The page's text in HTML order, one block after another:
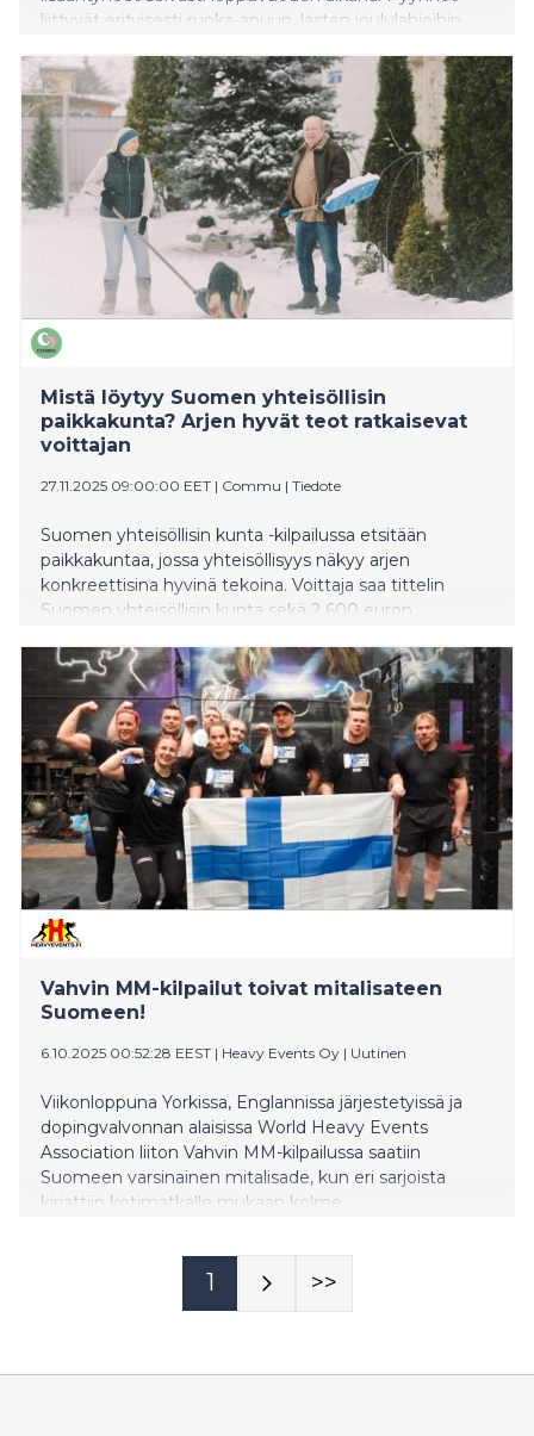
liittyvät erityisesti ruoka-apuun, lasten joululahjoihin,
lievittämiseen. Kasvu näkyy niin kaupungeissa kuin
pienemmissäkin kunnissa. Samalla data kertoo myös
toisen, toiveikkaan kehityskulun. Myös auttajien määrä
on noussut tasaisesti. Yhä useampi suomalainen
haluaa jakaa resurssejaan, osaamistaan ja aikaansa.
Commun yhteisössä nähdään päivittäin, että pienikin
teko voi olla ratkaiseva: lahja lapselle, hetki juttuseuraa
tai apu arjen askareeseen voi muuttaa toisen joulun
suunnan.
Mistä löytyy Suomen yhteisöllisin
paikkakunta? Arjen hyvät teot ratkaisevat
voittajan
27.11.2025 09:00:00 EET | Commu | Tiedote
Suomen yhteisöllisin kunta -kilpailussa etsitään
paikkakuntaa, jossa yhteisöllisyys näkyy arjen
konkreettisina hyvinä tekoina. Voittaja saa tittelin
Suomen yhteisöllisin kunta sekä 2 600 euron
päättävät yhdessä. Kilpailu järjestetään nyt toista
kertaa, ja sen toteuttaa suomalainen auttamisen
sovellus Commu.
Vahvin MM-kilpailut toivat mitalisateen
Suomeen!
6.10.2025 00:52:28 EEST | Heavy Events Oy | Uutinen
Viikonloppuna Yorkissa, Englannissa järjestetyissä ja
dopingvalvonnan alaisissa World Heavy Events
Association liiton Vahvin MM-kilpailussa saatiin
Suomeen varsinainen mitalisade, kun eri sarjoista
kirjattiin kotimatkalle mukaan kolme
(Mitalipaikkakunnan Tornio, Revonlahti, Kulho, Espoo,
Lapinlahti, Lumijoki).1 >>